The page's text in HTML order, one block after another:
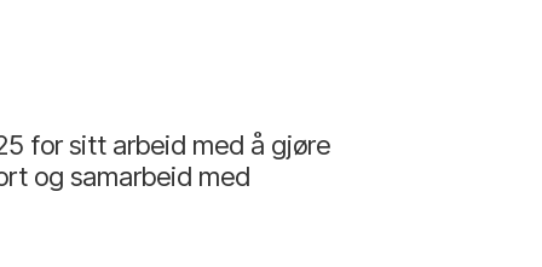
for sitt arbeid med å gjøre
og samarbeid med